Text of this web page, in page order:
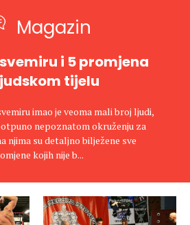
Magazin
i 5 promjena
tijelu
imao je veoma mali broj ljudi,
nepoznatom okruženju za
njima su detaljno bilježene sve
kojih nije b...